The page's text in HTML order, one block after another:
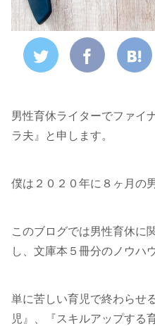
男性育休ライターでファイ
ラ夫』と申します。
僕は２０２０年に８ヶ月の
このブログでは男性育休に
し、文庫本５冊分のノウハ
単に苦しい育児で終わらせ
児』、『スキルアップする